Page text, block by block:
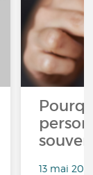
13 mai